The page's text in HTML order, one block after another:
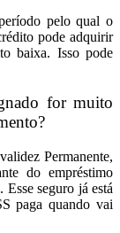
pelo qual o
pode adquirir
baixa. Isso pode
for muito
Permanente,
do empréstimo
seguro já está
paga quando vai